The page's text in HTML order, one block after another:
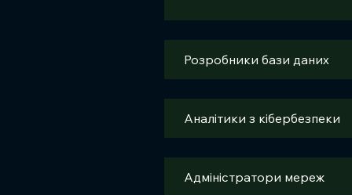
Розробники бази даних
Аналітики з кібербезпеки
Адміністратори мереж